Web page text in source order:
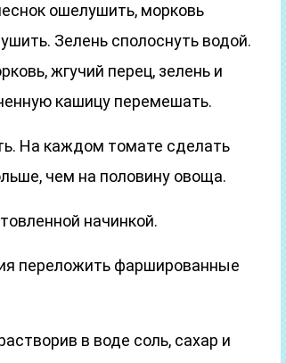
ошелушить, морковь
Зелень сполоснуть водой.
жгучий перец, зелень и
кашицу перемешать.
На каждом томате сделать
чем на половину овоща.
начинкой.
переложить фаршированные
в воде соль, сахар и